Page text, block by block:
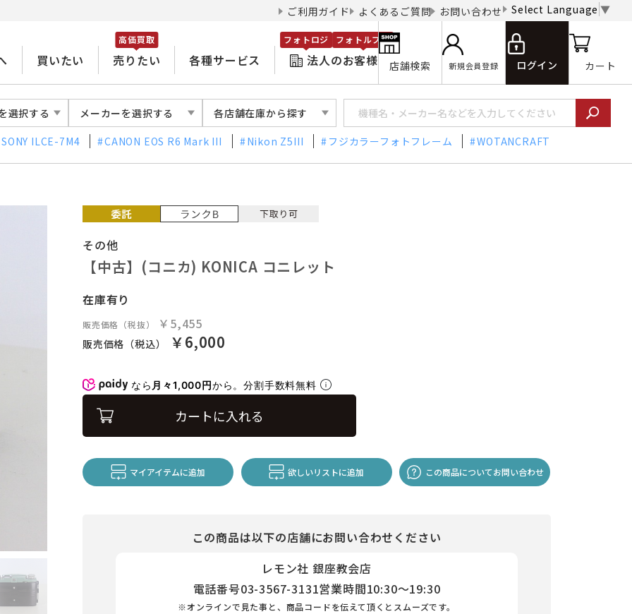
ご利用ガイド よくあるご質問 お問い合わせ Select Language ▼
買いたい 売りたい
高価買取
各種サービス 法人のお客様
フォトロジ フォトルプロ
店舗検索 新規会員登録 ログイン カート
選択する メーカーを選択する 各店舗在庫から探す
SONY ILCE-7M4 CANON EOS R6 Mark III Nikon Z5III フジカラーフォトフレーム WOTANCRAFT
その他
【中古】(コニカ) KONICA コニレット
在庫有り
販売価格（税抜） ￥5,455
販売価格（税込） ￥6,000
なら 月々1,000円から。分割手数料無料
カートに入れる
マイアイテムに追加 欲しいリストに追加 この商品についてお問い合わせ
この商品は以下の店舗にお問い合わせください
レモン社 銀座教会店
電話番号03-3567-3131営業時間10:30～19:30
※オンラインで見た事と、商品コードを伝えて頂くとスムーズです。